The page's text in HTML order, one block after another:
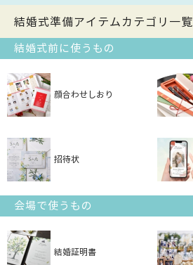
結婚式準備アイテムカテゴリ一覧
結婚式前に使うもの
顔合わせしおり
招待状
会場で使うもの
結婚証明書